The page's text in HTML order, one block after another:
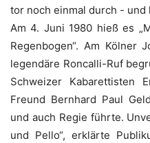
tor noch ein­mal durch - und
Am 4. Juni 1980 hieß es
Regen­bo­gen“. Am Köl­ner
legen­dä­re Ron­cal­li-Ruf
Schwei­zer Kaba­ret­tis­ten
Freund Bern­hard Paul
und auch Regie führ­te.
und Pel­lo“, erklär­te